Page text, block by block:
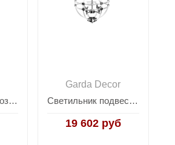
Светильник из прозрачного стекла (хром) K2KR1137P-1S
Garda Decor
Светильник подвесной винтажный (хром) K2MP-766P-4
19 602 руб